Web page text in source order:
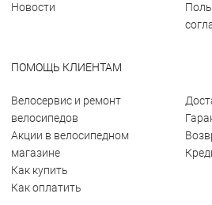
Новости
ПОМОЩЬ КЛИЕНТАМ
Велосервис и ремонт
велосипедов
Акции в велосипедном
магазине
Как купить
Как оплатить